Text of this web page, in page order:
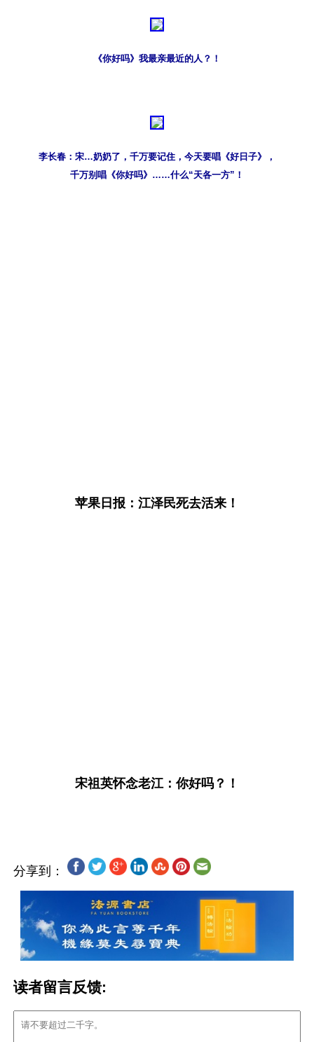
《你好吗》我最亲最近的人？！
李长春：宋…奶奶了，千万要记住，今天要唱《好日子》，
千万别唱《你好吗》……什么“天各一方”！
苹果日报：江泽民死去活来！
宋祖英怀念老江：你好吗？！
分享到：
读者留言反馈: